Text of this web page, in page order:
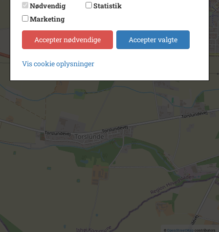
© OpenStreetMapcontributors.
Nødvendig
Statistik
Marketing
Accepter nødvendige Accepter valgte
Vis cookie oplysninger